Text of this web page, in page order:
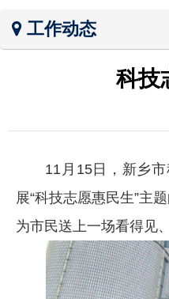
工作动态
科技
11月15日，新乡市科
展“科技志愿惠民生”主
为市民送上一场看得见